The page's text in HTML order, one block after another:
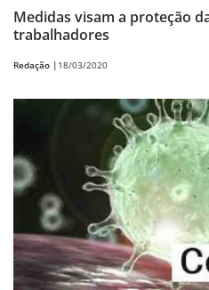
Medidas visam a proteção
trabalhadores
Redação | 18/03/2020